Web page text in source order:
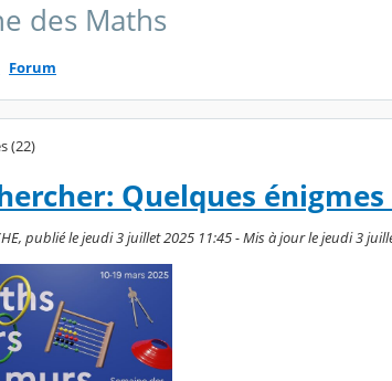
des Maths
Forum
(22)
Quelques
publié le jeudi 3 juillet 2025 11:45 - Mis à jour le jeudi 3